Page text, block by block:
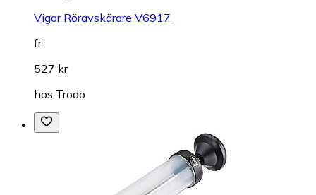
Vigor Röravskärare V6917
fr.
527 kr
hos Trodo